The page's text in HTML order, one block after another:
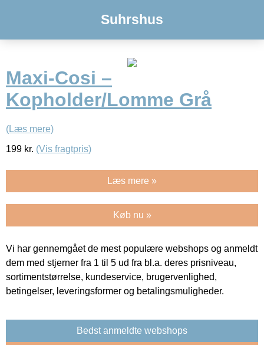
Suhrshus
Maxi-Cosi –
Kopholder/Lomme Grå
(Læs mere)
199 kr. (Vis fragtpris)
Læs mere »
Køb nu »
Vi har gennemgået de mest populære webshops og anmeldt
dem med stjerner fra 1 til 5 ud fra bl.a. deres prisniveau,
sortimentstørrelse, kundeservice, brugervenlighed,
betingelser, leveringsformer og betalingsmuligheder.
Bedst anmeldte webshops